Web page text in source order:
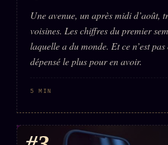
Une avenue, un après midi d’août,
voisines. Les chiffres du premier
laquelle a du monde. Et ce n’est
dépensé le plus pour en avoir.
5 MIN